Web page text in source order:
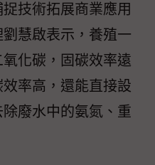
技術拓展商業應用
慧啟表示，養殖一
化碳，固碳效率遠
率高，還能直接設
廢水中的氨氮、重